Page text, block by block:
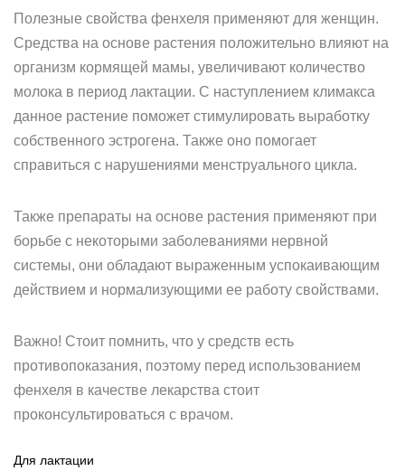
Полезные свойства фенхеля применяют для женщин.
Средства на основе растения положительно влияют на
организм кормящей мамы, увеличивают количество
молока в период лактации. С наступлением климакса
данное растение поможет стимулировать выработку
собственного эстрогена. Также оно помогает
справиться с нарушениями менструального цикла.
Также препараты на основе растения применяют при
борьбе с некоторыми заболеваниями нервной
системы, они обладают выраженным успокаивающим
действием и нормализующими ее работу свойствами.
Важно! Стоит помнить, что у средств есть
противопоказания, поэтому перед использованием
фенхеля в качестве лекарства стоит
проконсультироваться с врачом.
Для лактации